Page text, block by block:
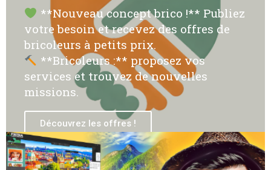
**Nouveau concept brico !** Publiez
votre besoin et recevez des offres de
bricoleurs à petits prix.
**Bricoleurs :** proposez vos
services et trouvez de nouvelles
missions.
Découvrez les offres !